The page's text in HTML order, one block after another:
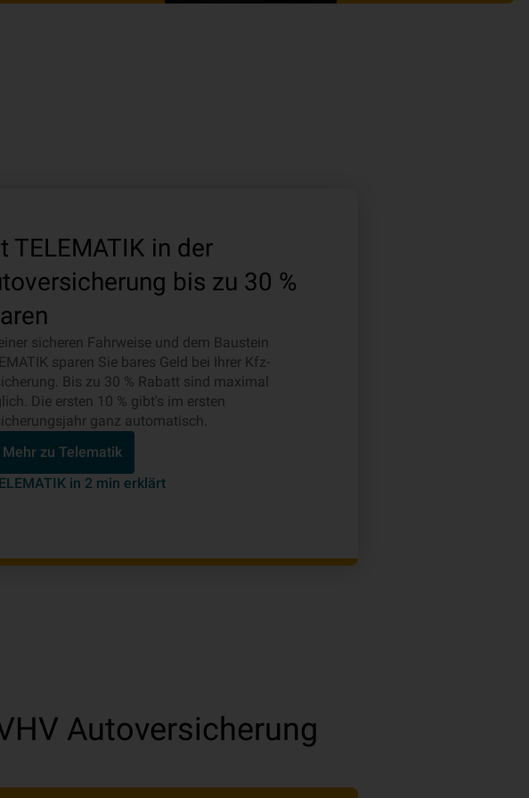
TELEMATIK in der
bis zu 30 %
sicheren Fahrweise und dem Baustein
sparen Sie bares Geld bei Ihrer Kfz-
Bis zu 30 % Rabatt sind maximal
Die ersten 10 % gibt's im ersten
ganz automatisch.
Mehr zu Telematik
in 2 min erklärt
Autoversicherung